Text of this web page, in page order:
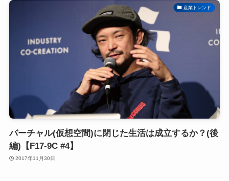
産業トレンド
バーチャル(仮想空間)に閉じた生活は成立するか？(後
編)【F17-9C #4】
2017年11月30日